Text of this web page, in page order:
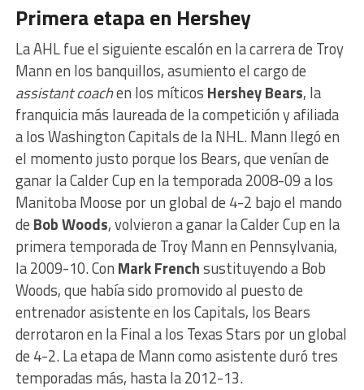
Primera etapa en Hershey
La AHL fue el siguiente escalón en la carrera de Troy
Mann en los banquillos, asumiento el cargo de
assistant coachen los míticos Hershey Bears, la
franquicia más laureada de la competición y afiliada
a los Washington Capitals de la NHL. Mann llegó en
el momento justo porque los Bears, que venían de
ganar la Calder Cup en la temporada 2008-09 a los
Manitoba Moose por un global de 4-2 bajo el mando
de Bob Woods, volvieron a ganar la Calder Cup en la
primera temporada de Troy Mann en Pennsylvania,
la 2009-10. Con Mark Frenchsustituyendo a Bob
Woods, que había sido promovido al puesto de
entrenador asistente en los Capitals, los Bears
derrotaron en la Final a los Texas Stars por un global
de 4-2. La etapa de Mann como asistente duró tres
temporadas más, hasta la 2012-13.